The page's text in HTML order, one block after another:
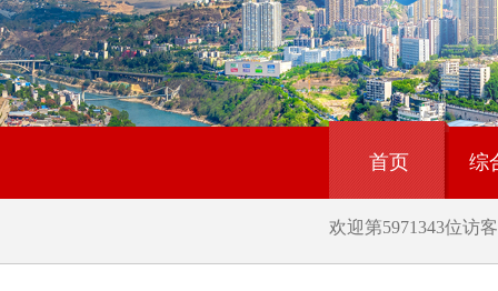
首页 综
欢迎第5971343位访客